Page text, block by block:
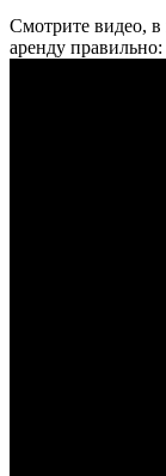
Смотрите видео, в
аренду правильно: